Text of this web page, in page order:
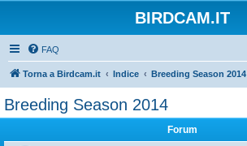
BIRDCAM.IT
FAQ
Torna a Birdcam.it Indice Breeding Season 2014
Breeding Season 2014
Forum